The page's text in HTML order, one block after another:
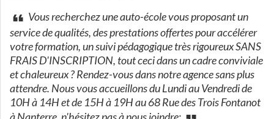
Vous recherchez une auto-école vous proposant un
service de qualités, des prestations offertes pour accélérer
votre formation, un suivi pédagogique très rigoureux SANS
FRAIS D'INSCRIPTION, tout ceci dans un cadre conviviale
et chaleureux ? Rendez-vous dans notre agence sans plus
attendre. Nous vous accueillons du Lundi au Vendredi de
10H à 14H et de 15H à 19H au 68 Rue des Trois Fontanot